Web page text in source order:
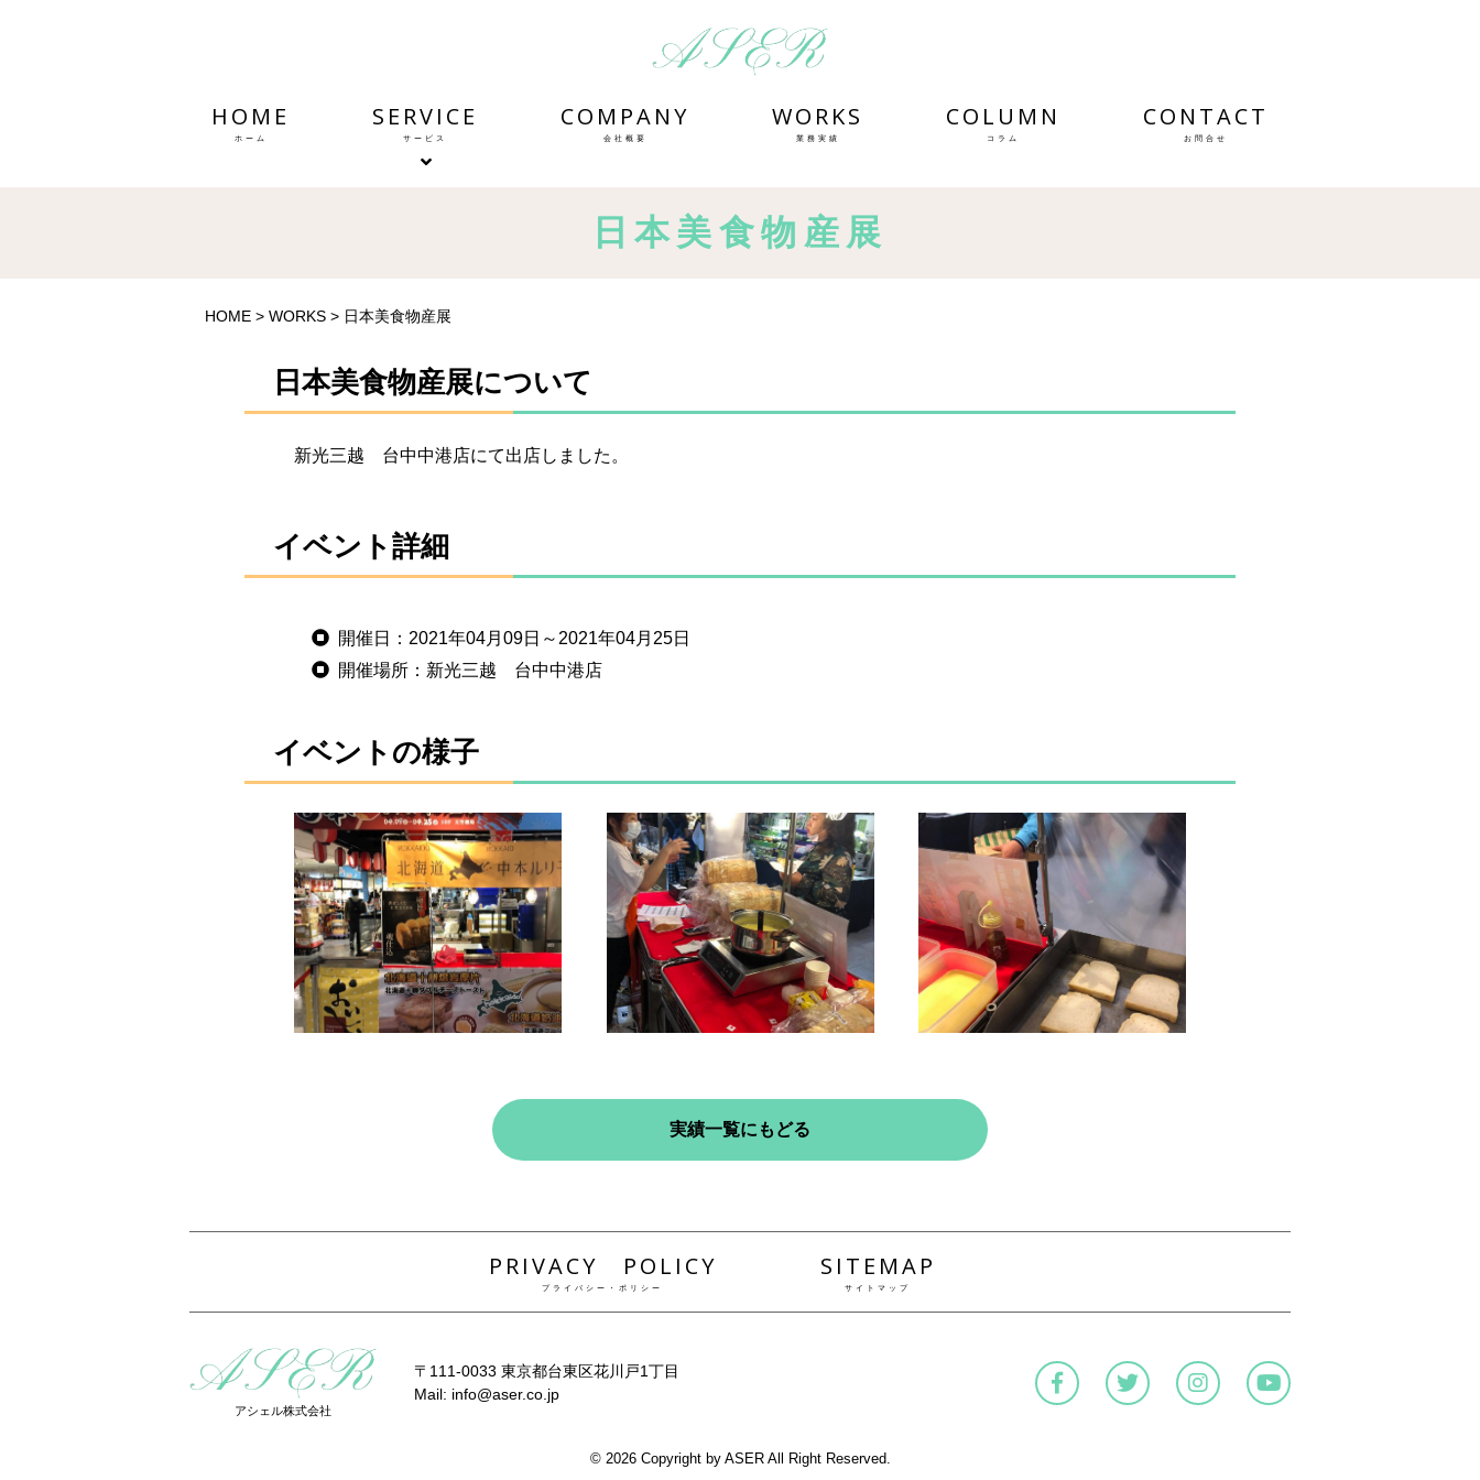
HOME
ホーム
SERVICE
サービス
COMPANY
会社概要
WORKS
業務実績
COLUMN
コラム
CONTACT
お問合せ
日本美食物産展
HOME >WORKS > 日本美食物産展
日本美食物産展について
新光三越 台中中港店にて出店しました。
イベント詳細
開催日：2021年04月09日～2021年04月25日
開催場所：新光三越 台中中港店
イベントの様子
実績一覧にもどる
PRIVACY POLICY
プライバシー・ポリシー
SITEMAP
サイトマップ
アシェル株式会社
〒111-0033 東京都台東区花川戸1丁目
Mail: info@aser.co.jp
© 2026 Copyright by ASER All Right Reserved.